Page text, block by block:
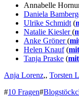
Annabelle
Daniela
Ulrike Schmidt (
Natalie Kiesler(
Anke Gröner(
Helen Knauf(
Tanja Praske (
Anja Lorenz,, Torsten
#10 Fragen#